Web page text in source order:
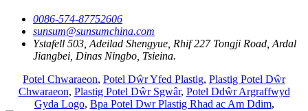
0086-574-87752606
sunsum@sunsumchina.com
Ystafell 503, Adeilad Shengyue, Rhif 227 Tongji Road, Ardal
Jiangbei, Dinas Ningbo, Tsieina.
Potel Chwaraeon, Potel Dŵr Yfed Plastig, Plastig Potel Dŵr
Chwaraeon, Plastig Potel Dŵr Sgwâr, Potel Ddŵr Argraffwyd
Gyda Logo, Bpa Potel Dwr Plastig Rhad ac Am Ddim,